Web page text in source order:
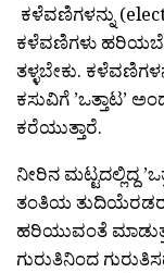
ಕಳೆವಣಿಗಳನ್ನು
ಕಳೆವಣಿಗಳು
ತಳ್ಳಬೇಕು.
ಕಸುವಿಗೆ ’ಒತ್ತಾಟ’
ಕರೆಯುತ್ತಾರೆ.
ನೀರಿನ ಮಟ್ಟದಲ್ಲಿದ್ದ
ತಂತಿಯ ತುದಿಯೆರಡರ
ಹರಿಯುವಂತೆ
ಗುರುತಿನಿಂದ